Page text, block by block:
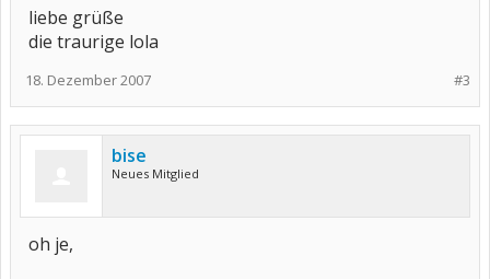
liebe grüße
die traurige lola
#3
18. Dezember 2007
bise
Neues Mitglied
oh je,